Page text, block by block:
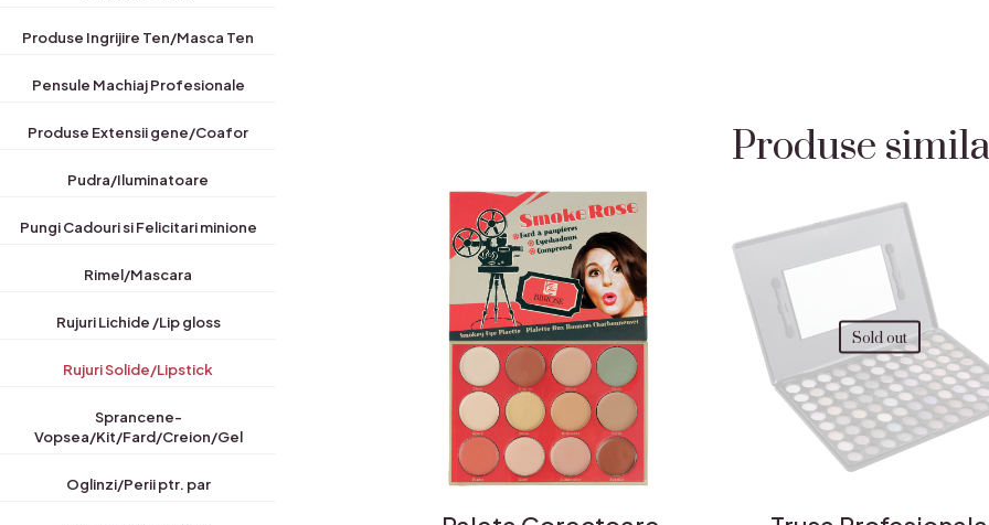
Produse Ingrijire Ten/Masca Ten
Pensule Machiaj Profesionale
Produse Extensii gene/Coafor
Pudra/Iluminatoare
Pungi Cadouri si Felicitari minione
Rimel/Mascara
Rujuri Lichide /Lip gloss
Rujuri Solide/Lipstick
Sprancene-
Vopsea/Kit/Fard/Creion/Gel
Oglinzi/Perii ptr. par
Produse
Sold out